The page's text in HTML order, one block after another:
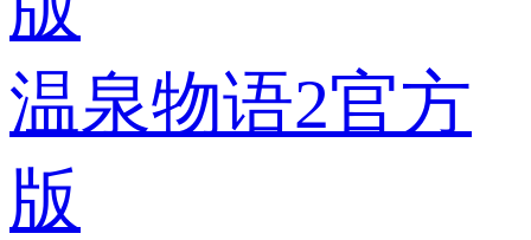
温泉物语2官方
版